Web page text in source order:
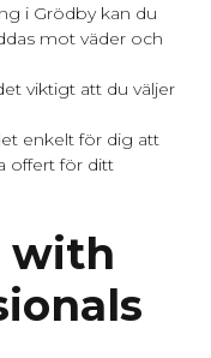
i Grödby kan du
mot väder och
viktigt att du väljer
enkelt för dig att
offert för ditt
with